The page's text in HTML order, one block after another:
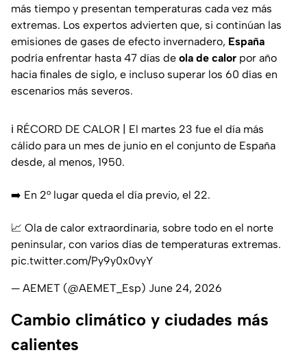
más tiempo y presentan temperaturas cada vez más
extremas. Los expertos advierten que, si continúan las
emisiones de gases de efecto invernadero, España
podría enfrentar hasta 47 días de ola de calor por año
hacia finales de siglo, e incluso superar los 60 días en
escenarios más severos.
ℹ️ RÉCORD DE CALOR | El martes 23 fue el día más
cálido para un mes de junio en el conjunto de España
desde, al menos, 1950.
➡️ En 2° lugar queda el día previo, el 22.
📈 Ola de calor extraordinaria, sobre todo en el norte
peninsular, con varios días de temperaturas extremas.
pic.twitter.com/Py9y0x0vyY
— AEMET (@AEMET_Esp) June 24, 2026
Cambio climático y ciudades más
calientes